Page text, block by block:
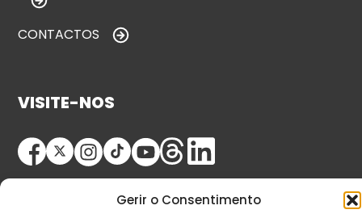
Gerir o Consentimento
CONTACTOS
VISITE-NOS